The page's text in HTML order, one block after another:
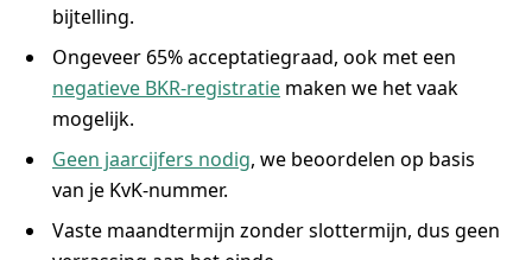
bijtelling.
Ongeveer 65% acceptatiegraad, ook met een
negatieve BKR-registratie maken we het vaak
mogelijk.
Geen jaarcijfers nodig, we beoordelen op basis
van je KvK-nummer.
Vaste maandtermijn zonder slottermijn, dus geen